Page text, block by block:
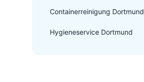
Containerreinigung Dortmund
Hygieneservice Dortmund